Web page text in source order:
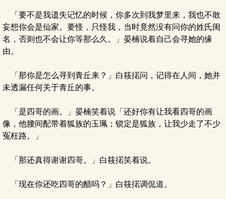
「要不是我遗失记忆的时候，你多次到我梦里来，我也不敢
妄想你会是仙家。要怪，只怪我，当时竟然没有问你的姓氏闺
名，否则也不会让你等那么久。」晏楠说着自己会寻她的缘
由。
「那你是怎么寻到青丘来？」白筱掿问，记得在人间，她并
未透漏任何关于青丘的事。
「是四哥的画。」晏楠笑着说「还好你有让我看四哥的画
像，他腰间配带着狐族的玉珮；锁定是狐族，让我少走了不少
冤枉路。」
「那还真得谢谢四哥。」白筱掿笑着说。
「现在你还吃四哥的醋吗？」白筱掿调侃道。